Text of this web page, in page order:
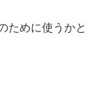
ために使うかと